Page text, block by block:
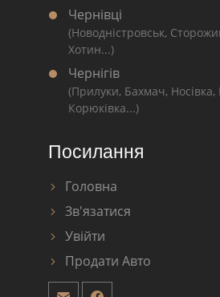
Чернівці
(Новодністровськ,
Хотин...)
Чернігів
(Прилуки, Бахмач, Носівка,
Корюківка...)
Посилання
Головна
Зв'язатися
Увійти
Продати Авто